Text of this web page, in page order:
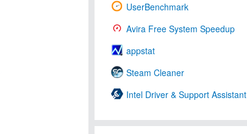
UserBenchmark
Avira Free System Speedup
appstat
Steam Cleaner
Intel Driver & Support Assistant